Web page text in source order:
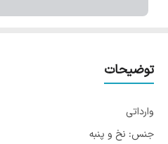
توضیحات
وارداتی
جنس: نخ و پنبه